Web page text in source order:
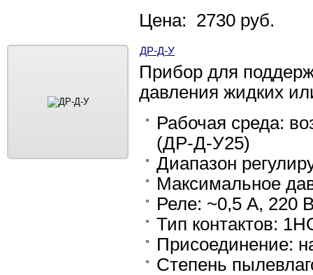
Цена: 2730 руб.
ДР-Д-У
Прибор для
давления жидких
Рабочая среда:
(ДР-Д-У25)
Диапазон
Максимальное
Реле: ~0,5 А, 220
Тип контактов:
Присоединение:
Степень